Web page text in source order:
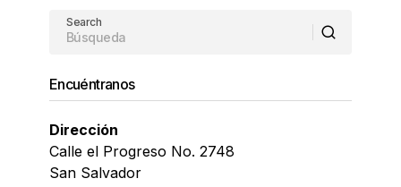
Search
Encuéntranos
Dirección
Calle el Progreso No. 2748
San Salvador